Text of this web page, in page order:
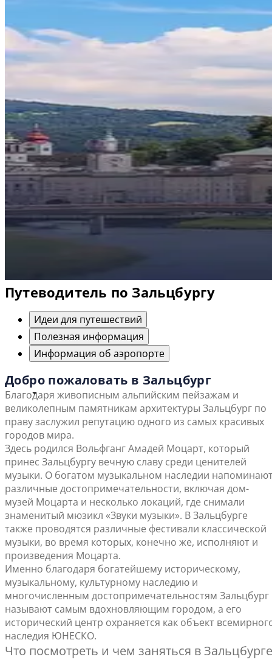
Путеводитель по Зальцбургу
Идеи для путешествий
Полезная информация
Информация об аэропорте
Добро пожаловать в Зальцбург
Благодаря живописным альпийским пейзажам и
великолепным памятникам архитектуры Зальцбург по
праву заслужил репутацию одного из самых красивых
городов мира.
Здесь родился Вольфганг Амадей Моцарт, который
принес Зальцбургу вечную славу среди ценителей
музыки. О богатом музыкальном наследии
различные достопримечательности, включая дом-
музей Моцарта и несколько локаций, где снимали
знаменитый мюзикл «Звуки музыки». В Зальцбурге
также проводятся различные фестивали классической
музыки, во время которых, конечно же, исполняют и
произведения Моцарта.
Именно благодаря богатейшему историческому,
музыкальному, культурному наследию и
многочисленным достопримечательностям Зальцбург
называют самым вдохновляющим городом, а его
исторический центр охраняется как объект
наследия ЮНЕСКО.
Что посмотреть и чем заняться в Зальцбурге